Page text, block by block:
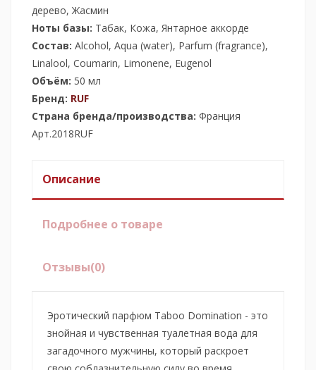
дерево, Жасмин
Ноты базы: Табак, Кожа, Янтарное аккорде
Состав: Alcohol, Aqua (water), Parfum (fragrance),
Linalool, Coumarin, Limonene, Eugenol
Объём: 50 мл
Бренд: RUF
Страна бренда/производства: Франция
Арт.2018RUF
Описание
Подробнее о товаре
Отзывы(0)
Эротический парфюм Taboo Domination - это
знойная и чувственная туалетная вода для
загадочного мужчины, который раскроет